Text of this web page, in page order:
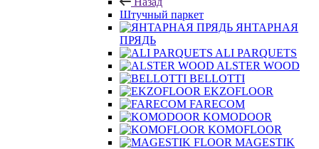
Штучный паркет
ЯНТАРНАЯ
ПРЯДЬ
ALI PARQUETS
ALSTER WOOD
BELLOTTI
EKZOFLOOR
FARECOM
KOMODOOR
KOMOFLOOR
MAGESTIK